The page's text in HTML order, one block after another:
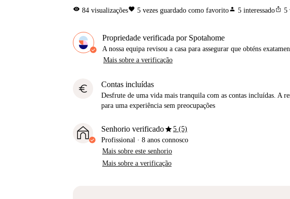
visibility 84 visualizaçõesfavorite 5 vezes guardado como favoritoperson 5 interessadoios_share 5
Propriedade verificada por Spotahome
A nossa equipa revisou a casa para assegurar que obténs
Mais sobre a verificação
euro Contas incluídas
Desfrute de uma vida mais tranquila com as contas incluídas. A
para uma experiência sem preocupações
Senhorio verificadostar5 (5)
Profissional · 8 anos connosco
Mais sobre este senhorio
Mais sobre a verificação